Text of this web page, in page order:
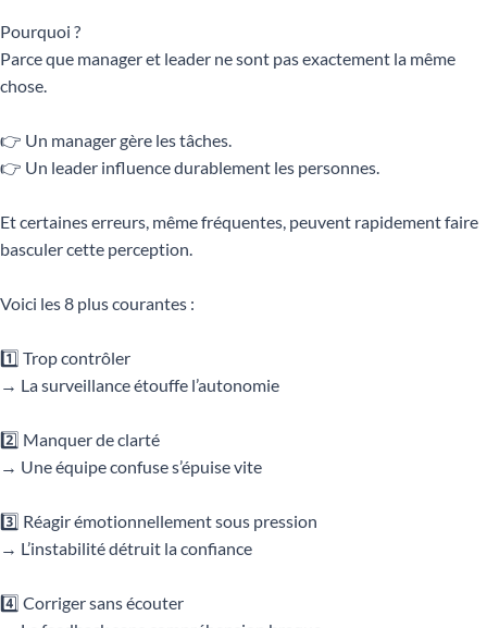
Pourquoi ?
Parce que manager et leader ne sont pas exactement la même
chose.
👉 Un manager gère les tâches.
👉 Un leader influence durablement les personnes.
Et certaines erreurs, même fréquentes, peuvent rapidement faire
basculer cette perception.
Voici les 8 plus courantes :
1️⃣ Trop contrôler
→ La surveillance étouffe l’autonomie
2️⃣ Manquer de clarté
→ Une équipe confuse s’épuise vite
3️⃣ Réagir émotionnellement sous pression
→ L’instabilité détruit la confiance
4️⃣ Corriger sans écouter